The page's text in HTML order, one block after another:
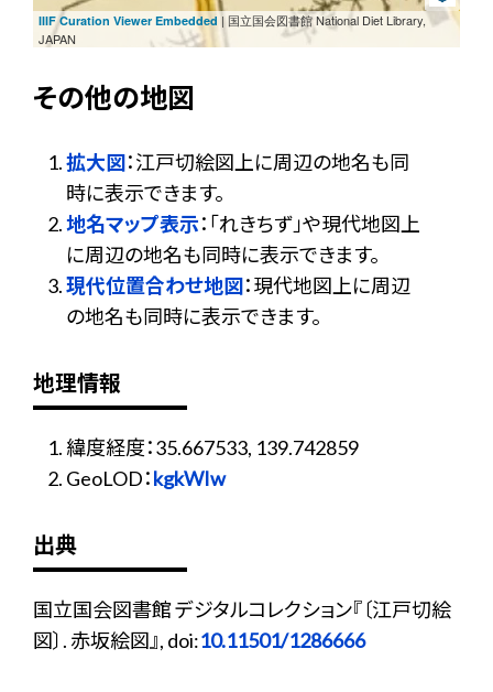
IIIF Curation Viewer Embedded | 国立国会図書館 National Diet Library,
JAPAN
その他の地図
拡大図：江戸切絵図上に周辺の地名も同
時に表示できます。
地名マップ表示：「れきちず」や現代地図上
に周辺の地名も同時に表示できます。
現代位置合わせ地図：現代地図上に周辺
の地名も同時に表示できます。
地理情報
緯度経度：35.667533, 139.742859
GeoLOD：kgkWIw
出典
国立国会図書館 デジタルコレクション『〔江戸切絵
図〕. 赤坂絵図』, doi:10.11501/1286666